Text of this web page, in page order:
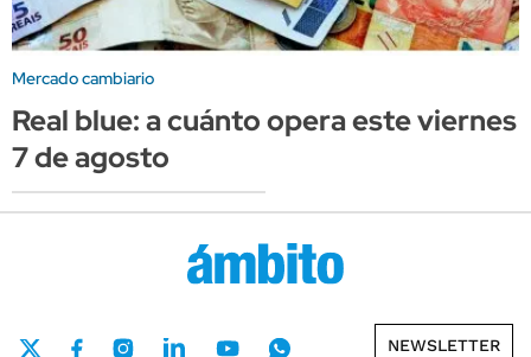
Mercado cambiario
Real blue: a cuánto opera este viernes
7 de agosto
NEWSLETTER